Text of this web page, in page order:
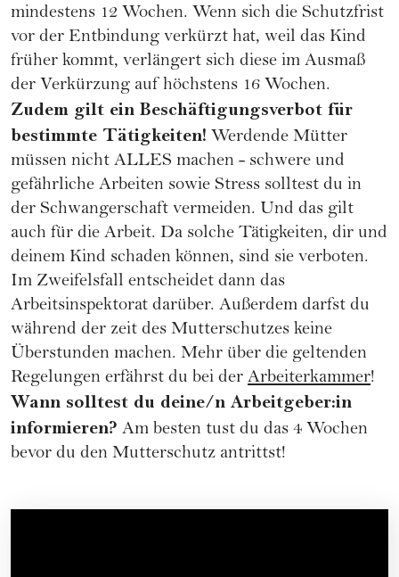
mindestens 12 Wochen. Wenn sich die Schutzfrist
vor der Entbindung verkürzt hat, weil das Kind
früher kommt, verlängert sich diese im Ausmaß
der Verkürzung auf höchstens 16 Wochen.
Zudem gilt ein Beschäftigungsverbot für
bestimmte Tätigkeiten! Werdende Mütter
müssen nicht ALLES machen - schwere und
gefährliche Arbeiten sowie Stress solltest du in
der Schwangerschaft vermeiden. Und das gilt
auch für die Arbeit. Da solche Tätigkeiten, dir und
deinem Kind schaden können, sind sie verboten.
Im Zweifelsfall entscheidet dann das
Arbeitsinspektorat darüber. Außerdem darfst du
während der zeit des Mutterschutzes keine
Überstunden machen. Mehr über die geltenden
Regelungen erfährst du bei der Arbeiterkammer!
Wann solltest du deine/n Arbeitgeber:in
informieren? Am besten tust du das 4 Wochen
bevor du den Mutterschutz antrittst!